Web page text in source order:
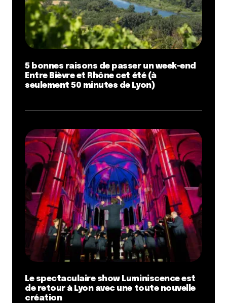
5 bonnes raisons de passer un week-end
Entre Bièvre et Rhône cet été (à
seulement 50 minutes de Lyon)
Le spectaculaire show Luminiscence est
de retour à Lyon avec une toute nouvelle
création